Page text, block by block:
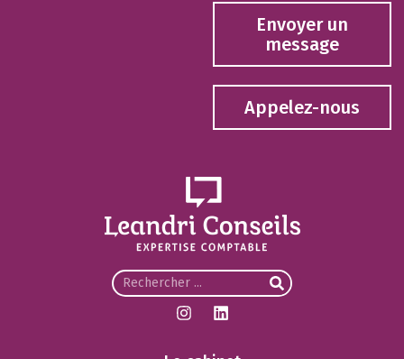
Envoyer un
message
Appelez-nous